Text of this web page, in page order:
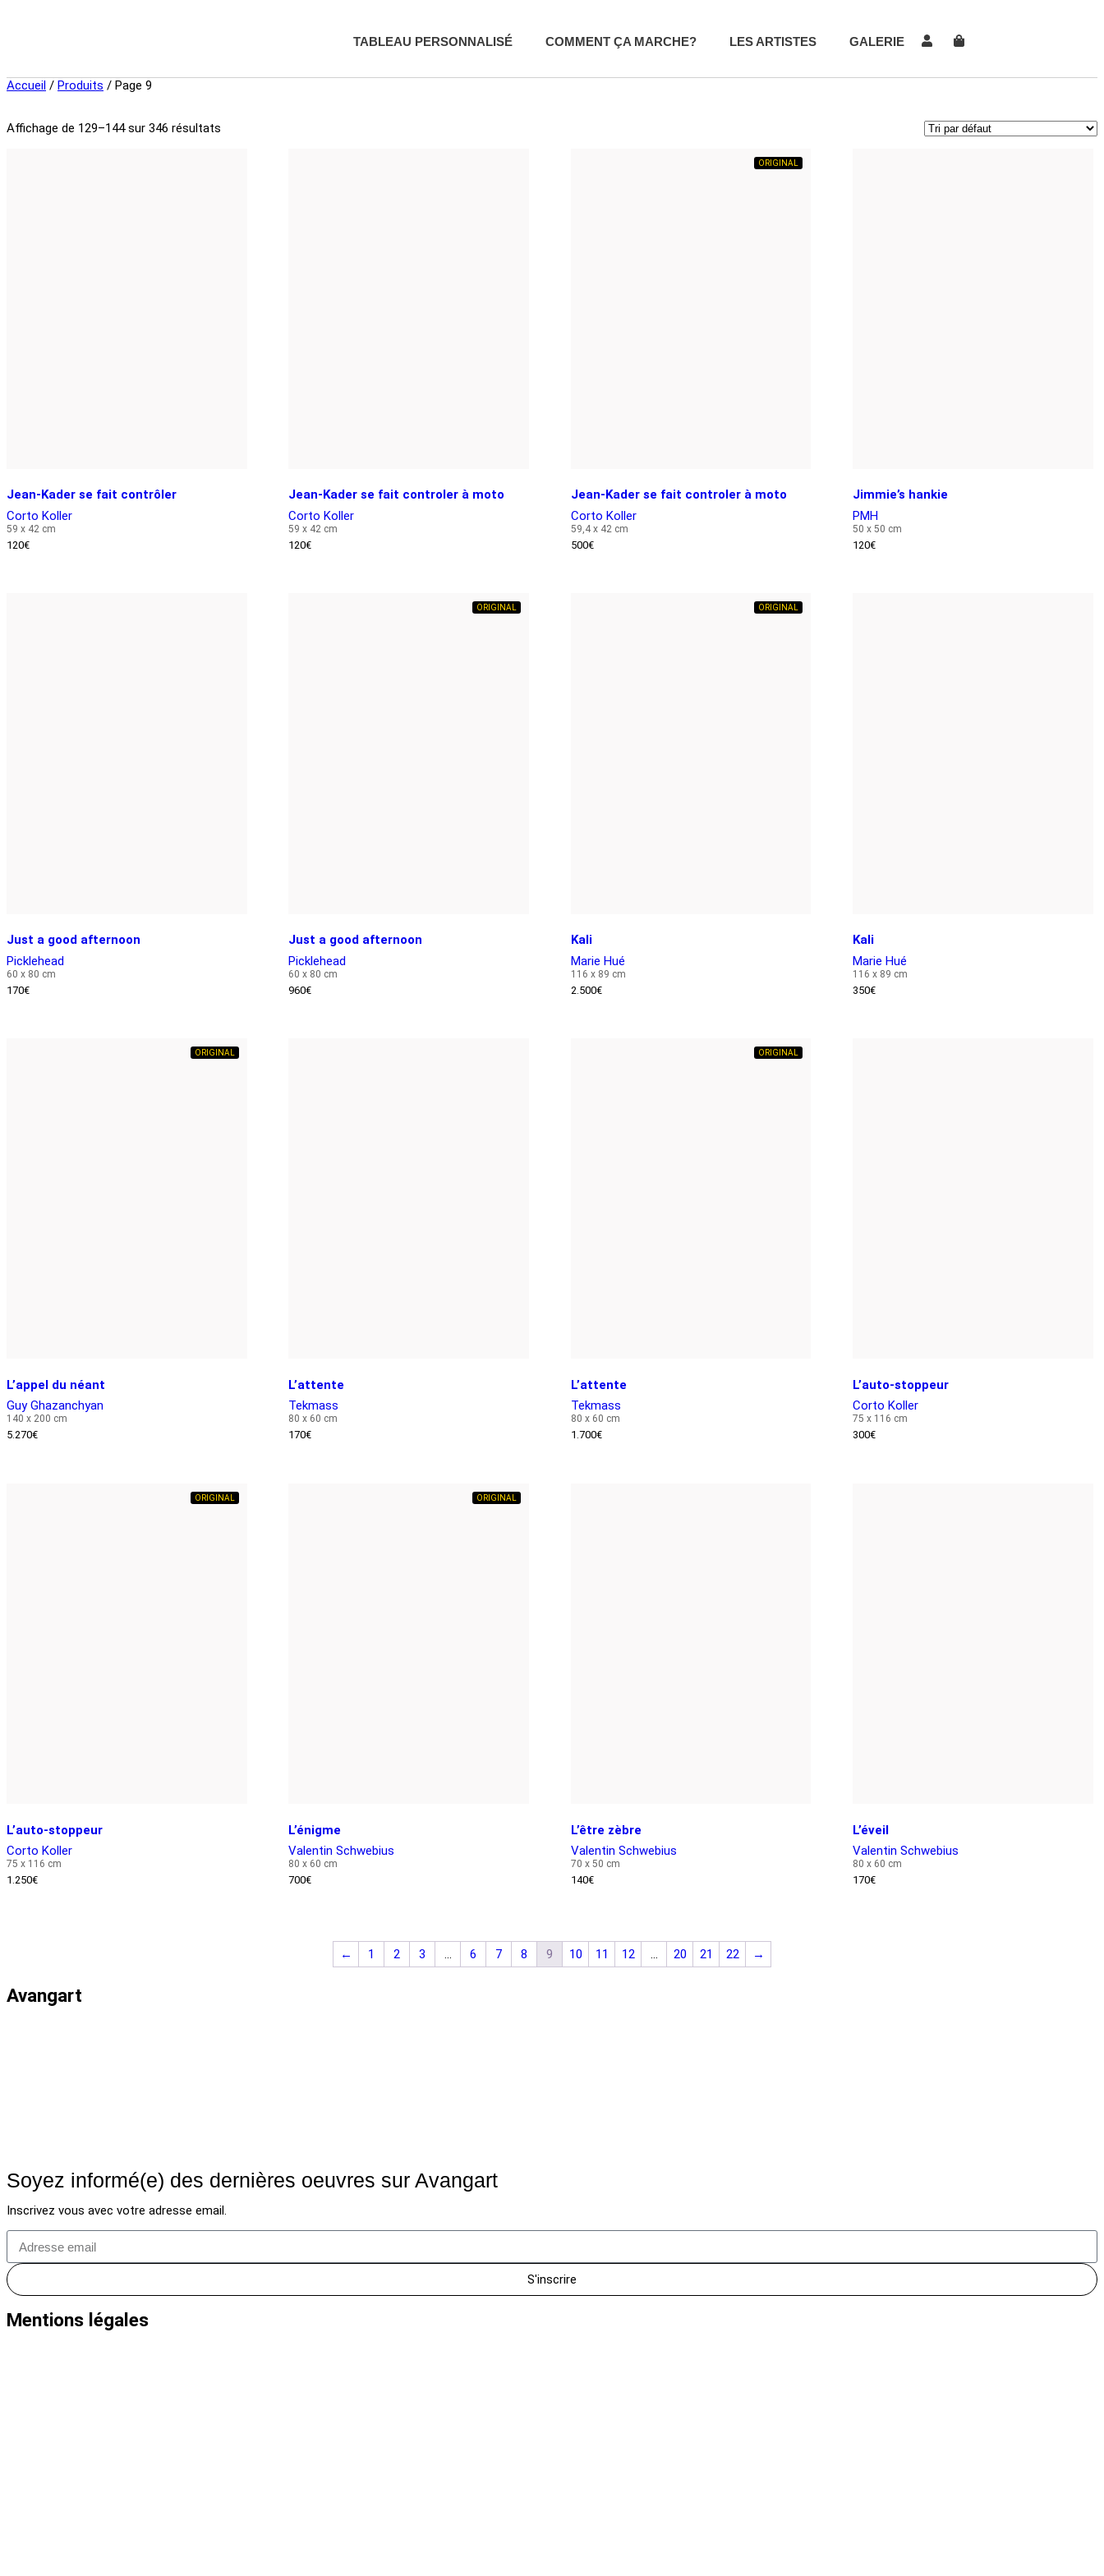
TABLEAU PERSONNALISÉ COMMENT ÇA MARCHE? LES ARTISTES GALERIE
Accueil / Produits / Page 9
Affichage de 129–144 sur 346 résultats
Jean-Kader se fait contrôler
Corto Koller
59 x 42 cm
120€
Jean-Kader se fait controler à moto
Corto Koller
59 x 42 cm
120€
ORIGINAL
Jean-Kader se fait controler à moto
Corto Koller
59,4 x 42 cm
500€
Jimmie’s hankie
PMH
50 x 50 cm
120€
Just a good afternoon
Picklehead
60 x 80 cm
170€
ORIGINAL
Just a good afternoon
Picklehead
60 x 80 cm
960€
ORIGINAL
Kali
Marie Hué
116 x 89 cm
2.500€
Kali
Marie Hué
116 x 89 cm
350€
ORIGINAL
L’appel du néant
Guy Ghazanchyan
140 x 200 cm
5.270€
L’attente
Tekmass
80 x 60 cm
170€
ORIGINAL
L’attente
Tekmass
80 x 60 cm
1.700€
L’auto-stoppeur
Corto Koller
75 x 116 cm
300€
ORIGINAL
L’auto-stoppeur
Corto Koller
75 x 116 cm
1.250€
ORIGINAL
L’énigme
Valentin Schwebius
80 x 60 cm
700€
L’être zèbre
Valentin Schwebius
70 x 50 cm
140€
L’éveil
Valentin Schwebius
80 x 60 cm
170€
← 1 2 3 … 6 7 8 9 10 11 12 … 20 21 22 →
Avangart
Soyez informé(e) des dernières oeuvres sur Avangart
Inscrivez vous avec votre adresse email.
S'inscrire
Mentions légales